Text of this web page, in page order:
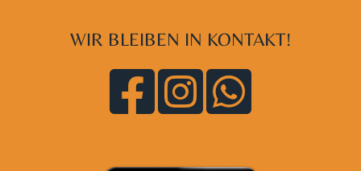
WIR BLEIBEN IN KONTAKT!